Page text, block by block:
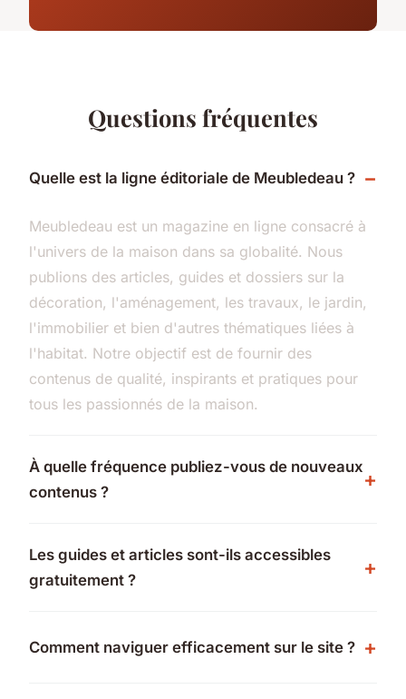
Questions fréquentes
Quelle est la ligne éditoriale de Meubledeau ?
Meubledeau est un magazine en ligne consacré à
l'univers de la maison dans sa globalité. Nous
publions des articles, guides et dossiers sur la
décoration, l'aménagement, les travaux, le jardin,
l'immobilier et bien d'autres thématiques liées à
l'habitat. Notre objectif est de fournir des
contenus de qualité, inspirants et pratiques pour
tous les passionnés de la maison.
À quelle fréquence publiez-vous de nouveaux
contenus ?
Les guides et articles sont-ils accessibles
gratuitement ?
Comment naviguer efficacement sur le site ?